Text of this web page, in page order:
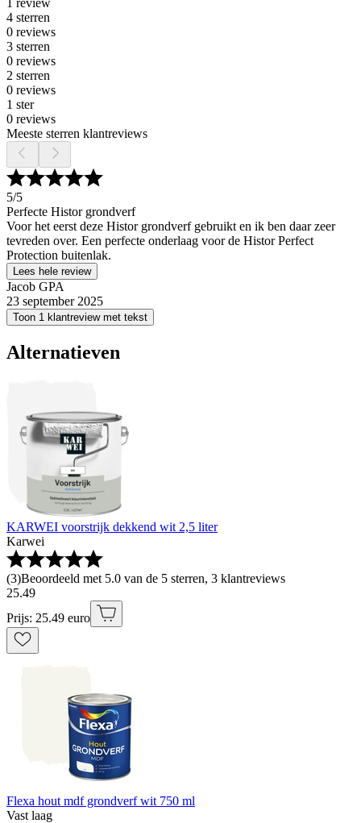
1 review
4 sterren
0 reviews
3 sterren
0 reviews
2 sterren
0 reviews
1 ster
0 reviews
Meeste sterren klantreviews
5/5
Perfecte Histor grondverf
Voor het eerst deze Histor grondverf gebruikt en ik ben daar zeer
tevreden over. Een perfecte onderlaag voor de Histor Perfect
Protection buitenlak.
Lees hele review
Jacob GPA
23 september 2025
Toon 1 klantreview met tekst
Alternatieven
KARWEI voorstrijk dekkend wit 2,5 liter
Karwei
(3)Beoordeeld met 5.0 van de 5 sterren, 3 klantreviews
25.49
Prijs: 25.49 euro
Flexa hout mdf grondverf wit 750 ml
Vast laag